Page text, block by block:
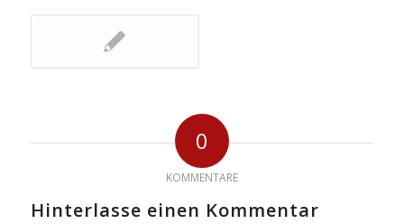
0
KOMMENTARE
Hinterlasse einen Kommentar